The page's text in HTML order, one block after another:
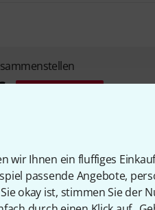
wir Ihnen ein fluffiges
passende Angebote,
okay ist, stimmen Sie der
BIS ZU 6% RABATT